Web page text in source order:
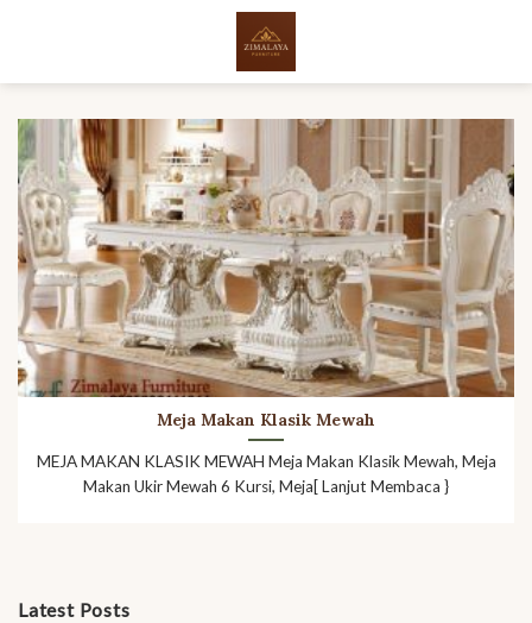
Latest Posts
Meja Makan Klasik Mewah
MEJA MAKAN KLASIK MEWAH Meja Makan Klasik Mewah, Meja
Makan Ukir Mewah 6 Kursi, Meja[ Lanjut Membaca }